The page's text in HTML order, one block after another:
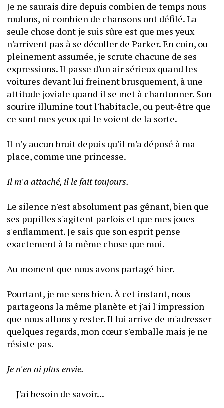
Je ne saurais dire depuis combien de temps nous
roulons, ni combien de chansons ont défilé. La
seule chose dont je suis sûre est que mes yeux
n'arrivent pas à se décoller de Parker. En coin, ou
pleinement assumée, je scrute chacune de ses
expressions. Il passe d'un air sérieux quand les
voitures devant lui freinent brusquement, à une
attitude joviale quand il se met à chantonner. Son
sourire illumine tout l'habitacle, ou peut-être que
ce sont mes yeux qui le voient de la sorte.
Il n'y aucun bruit depuis qu'il m'a déposé à ma
place, comme une princesse.
Il m'a attaché, il le fait toujours.
Le silence n'est absolument pas gênant, bien que
ses pupilles s'agitent parfois et que mes joues
s'enflamment. Je sais que son esprit pense
exactement à la même chose que moi.
Au moment que nous avons partagé hier.
Pourtant, je me sens bien. À cet instant, nous
partageons la même planète et j'ai l'impression
que nous allons y rester. Il lui arrive de m'adresser
quelques regards, mon cœur s'emballe mais je ne
résiste pas.
Je n'en ai plus envie.
— J'ai besoin de savoir...